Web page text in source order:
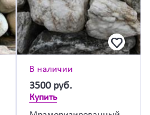
В наличии
3500 руб.
Купить